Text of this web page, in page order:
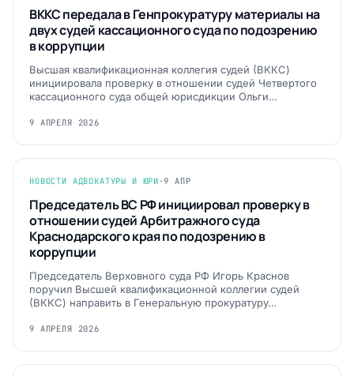
ВККС передала в Генпрокуратуру материалы на
двух судей кассационного суда по подозрению
в коррупции
Высшая квалификационная коллегия судей (ВККС)
инициировала проверку в отношении судей Четвертого
кассационного суда общей юрисдикции Ольги…
9 АПРЕЛЯ 2026
НОВОСТИ АДВОКАТУРЫ И ЮРИ ·9 АПР
Председатель ВС РФ инициировал проверку в
отношении судей Арбитражного суда
Краснодарского края по подозрению в
коррупции
Председатель Верховного суда РФ Игорь Краснов
поручил Высшей квалификационной коллегии судей
(ВККС) направить в Генеральную прокуратуру…
9 АПРЕЛЯ 2026